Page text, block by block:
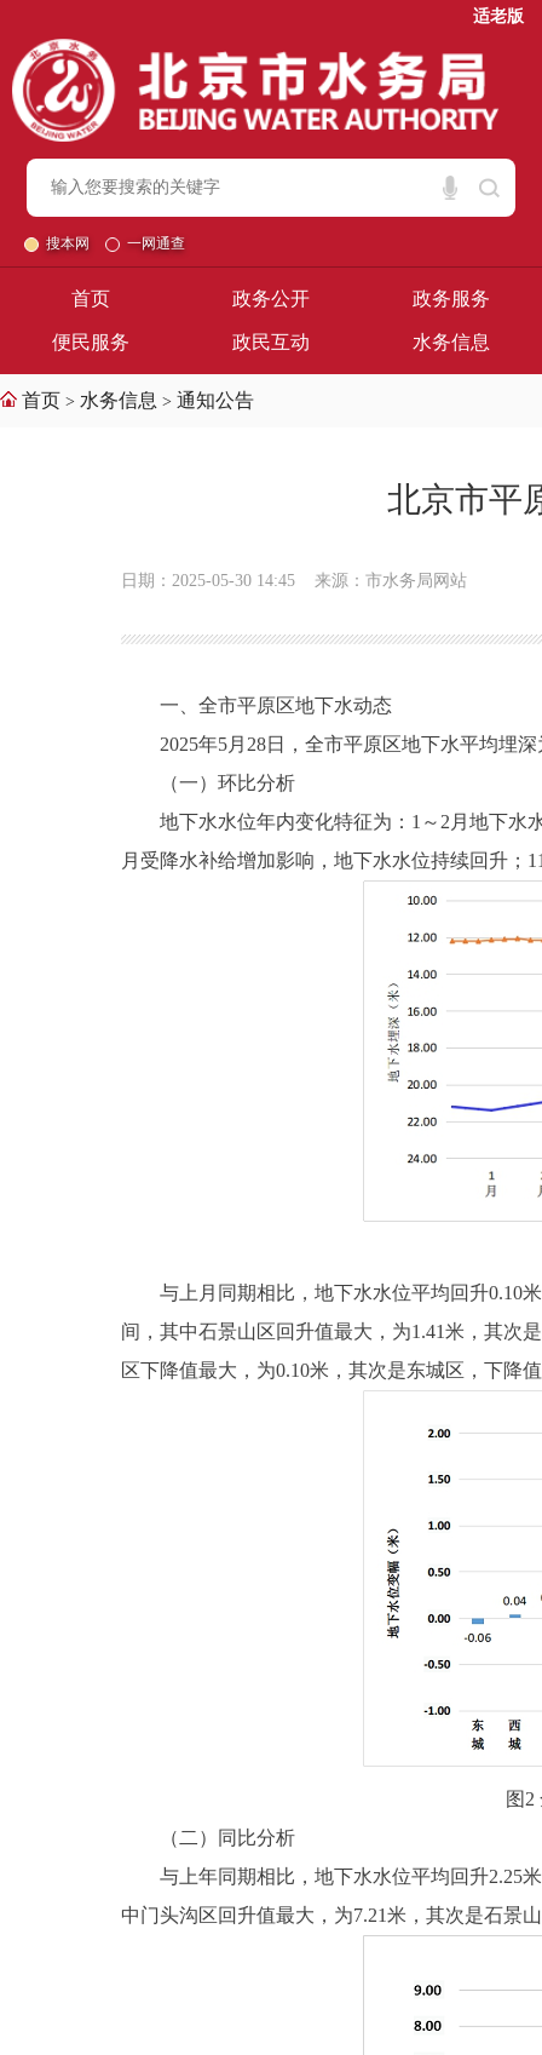
适老版
搜本网 一网通查
首页 政务公开 政务服务
便民服务 政民互动 水务信息
首页 > 水务信息 > 通知公告
北京市平
日期：2025-05-30 14:45 来源：市水务局网站
一、全市平原区地下水动态
2025年5月28日，全市平原区地下水平均埋深
（一）环比分析
地下水水位年内变化特征为：1～2月地下水水
月受降水补给增加影响，地下水水位持续回升；
与上月同期相比，地下水水位平均回升0.10米
间，其中石景山区回升值最大，为1.41米，其次
区下降值最大，为0.10米，其次是东城区，下降
图2
（二）同比分析
与上年同期相比，地下水水位平均回升2.25米
中门头沟区回升值最大，为7.21米，其次是石景